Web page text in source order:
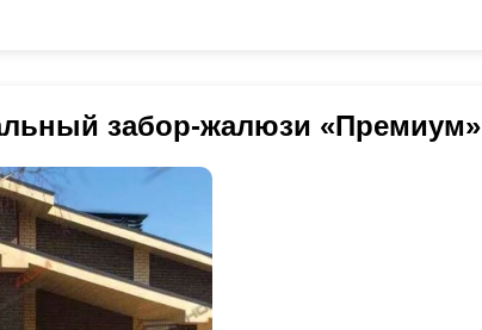
забор-жалюзи «Премиум»